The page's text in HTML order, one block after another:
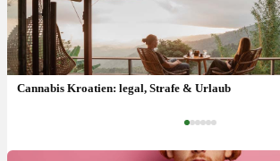
Cannabis Kroatien: legal, Strafe & Urlaub
Cannabis Sachsen Gesetz: Regeln & Straffolgen